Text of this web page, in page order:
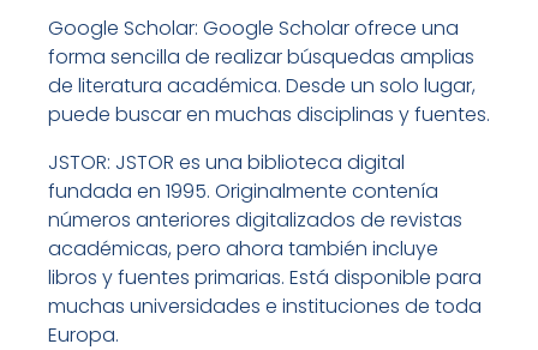
Google Scholar: Google Scholar ofrece una
forma sencilla de realizar búsquedas amplias
de literatura académica. Desde un solo lugar,
puede buscar en muchas disciplinas y fuentes.
JSTOR: JSTOR es una biblioteca digital
fundada en 1995. Originalmente contenía
números anteriores digitalizados de revistas
académicas, pero ahora también incluye
libros y fuentes primarias. Está disponible para
muchas universidades e instituciones de toda
Europa.